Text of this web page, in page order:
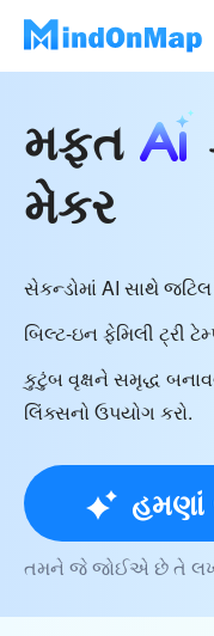
મફત
મેકર
સેકન્ડોમાં AI સાથે
બિલ્ટ-ઇન ફેમિલી ટ્રી
કુટુંબ વૃક્ષને સમૃદ્ધ
લિંક્સનો ઉપયોગ કરો.
હમણાં
તમને જે જોઈએ છે તે